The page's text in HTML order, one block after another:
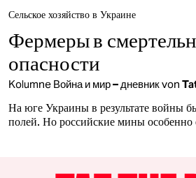
Сельское хозяйство в Украине
Фермеры в
опасности
Kolumne Война и мир – дневникvon
На юге Украины в результате войны
полей. Но российские мины особенно